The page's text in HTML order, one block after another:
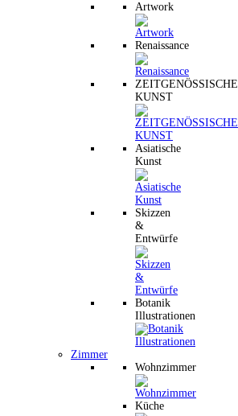
Artwork
Renaissance
ZEITGENÖSSISCHE
KUNST
Asiatische
Kunst
Skizzen
&
Entwürfe
Botanik
Illustrationen
Zimmer
Wohnzimmer
Küche